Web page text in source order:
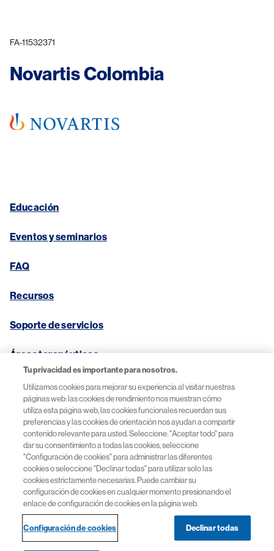
FA-11532371
Novartis Colombia
Educación
Eventos y seminarios
FAQ
Recursos
Soporte de servicios
Áreas terapéuticas
Ayuda
Política de Cookies
Política de Privacidad
Términos de uso
Tu privacidad es importante para nosotros.
Utilizamos cookies para mejorar su experiencia al visitar nuestras
páginas web: las cookies de rendimiento nos muestran cómo
utiliza esta página web, las cookies funcionales recuerdan sus
preferencias y las cookies de orientación nos ayudan a compartir
contenido relevante para usted. Seleccione: "Aceptar todo" para
dar su consentimiento a todas las cookies, seleccione
"Configuración de cookies" para administrar las diferentes
cookies o seleccione "Declinar todas" para utilizar solo las
cookies estrictamente necesarias. Puede cambiar su
configuración de cookies en cualquier momento presionando el
enlace de configuración de cookies en la página web.
Configuración de cookies Declinar todas